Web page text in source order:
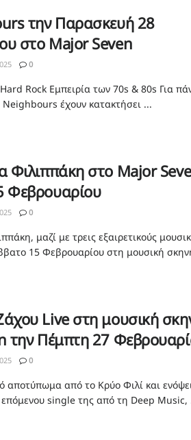
την Παρασκευή 28
στο Major Seven
0
Rock Εμπειρία των 70s & 80s Για
Neighbours έχουν κατακτήσει ...
Φιλιππάκη στο Major
Φεβρουαρίου
0
μαζί με τρεις εξαιρετικούς
15 Φεβρουαρίου στη μουσική
Live στη μουσική
την Πέμπτη 27
0
αποτύπωμα από το Κρύο Φιλί και
επόμενου single της από τη Deep Music,